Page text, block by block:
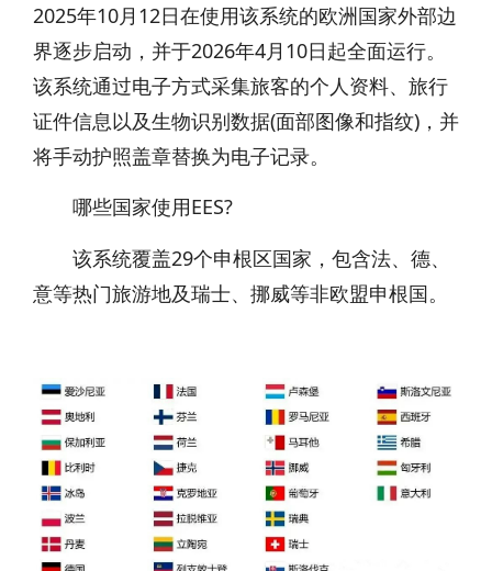
2025年10月12日在使用该系统的欧洲国家外部边
界逐步启动，并于2026年4月10日起全面运行。
该系统通过电子方式采集旅客的个人资料、旅行
证件信息以及生物识别数据(面部图像和指纹)，并
将手动护照盖章替换为电子记录。
哪些国家使用EES?
该系统覆盖29个申根区国家，包含法、德、
意等热门旅游地及瑞士、挪威等非欧盟申根国。